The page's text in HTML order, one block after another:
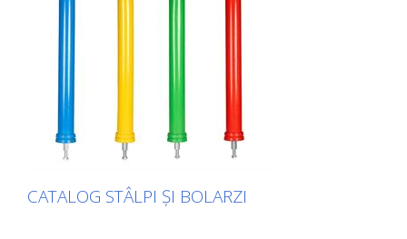
puteți trimite, de asemenea, o cerere de
informații fără caracter obligatoriu. De
asemenea, puteți comanda aceste
informații despre produs în formă tipărită.
Cu toate acestea, vă vom factura costurile
de producție, o taxă de manipulare și
expediere.
CATALOG STÂLPI ȘI BOLARZI